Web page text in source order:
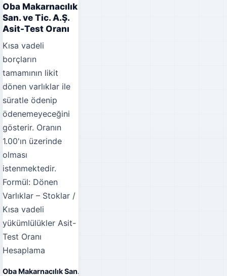
Oba Makarnacılık
San. ve Tic. A.Ş.
Asit-Test Oranı
Kısa vadeli
borçların
tamamının likit
dönen varlıklar ile
süratle ödenip
ödenemeyeceğini
gösterir. Oranın
1.00'ın üzerinde
olması
istenmektedir.
Formül: Dönen
Varlıklar – Stoklar /
Kısa vadeli
yükümlülükler Asit-
Test Oranı
Hesaplama
Oba Makarnacılık San. ve Tic. A.Ş. Asit-Test Oranı